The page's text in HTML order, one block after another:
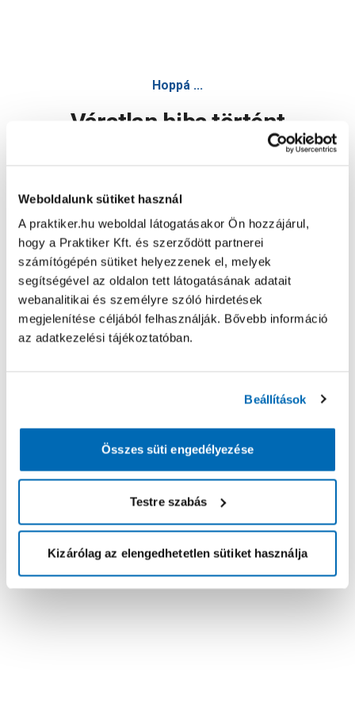
Weboldalunk sütiket használ
A praktiker.hu weboldal látogatásakor Ön hozzájárul,
hogy a Praktiker Kft. és szerződött partnerei
számítógépén sütiket helyezzenek el, melyek
segítségével az oldalon tett látogatásának adatait
webanalitikai és személyre szóló hirdetések
megjelenítése céljából felhasználják. Bővebb információ
az adatkezelési tájékoztatóban.
Beállítások
Összes süti engedélyezése
Testre szabás
Kizárólag az elengedhetetlen sütiket használja
Hoppá ...
Váratlan hiba történt
Oldal újratöltése